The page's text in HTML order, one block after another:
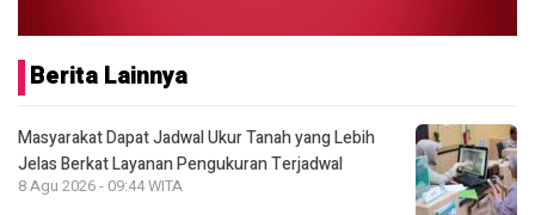
Berita Lainnya
Masyarakat Dapat Jadwal Ukur Tanah yang Lebih
Jelas Berkat Layanan Pengukuran Terjadwal
8 Agu 2026 - 09:44 WITA